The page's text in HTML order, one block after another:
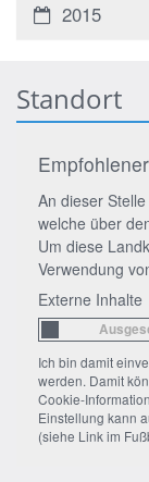
2015
Standort
An dieser
welche über
Um diese
Verwendung
Externe Inhalte
Ich bin damit
werden. Damit
Cookie-
Einstellung kann
(siehe Link im